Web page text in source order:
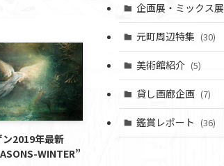
ン2019年最新
WINTER”
企画展・ミックス展
元町周辺特集 (30)
美術館紹介 (5)
貸し画廊企画 (7)
鑑賞レポート (36)